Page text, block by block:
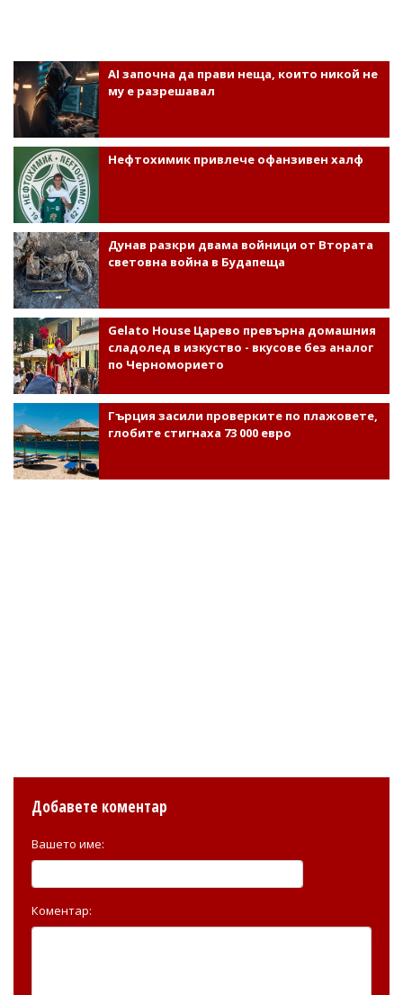
AI започна да прави неща, които никой не
му е разрешавал
Нефтохимик привлече офанзивен халф
Дунав разкри двама войници от Втората
световна война в Будапеща
Gelato House Царево превърна домашния
сладолед в изкуство - вкусове без аналог
по Черноморието
Гърция засили проверките по плажовете,
глобите стигнаха 73 000 евро
Добавете коментар
Вашето име:
Коментар: